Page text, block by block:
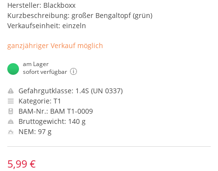
Hersteller: Blackboxx
Kurzbeschreibung: großer Bengaltopf (grün)
Verkaufseinheit: einzeln
ganzjähriger Verkauf möglich
am Lager
sofort verfügbar
Gefahrgutklasse: 1.4S (UN 0337)
Kategorie: T1
BAM-Nr.: BAM T1-0009
Bruttogewicht: 140 g
NEM: 97 g
5,99 €